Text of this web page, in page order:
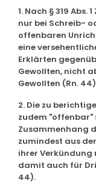
1. Nach § 319 Abs.
nur bei Schreib-
offenbaren
eine
Erklärten
Gewollten, nicht
Gewollten (Rn.
2. Die zu
zudem "offenbar"
Zusammenhang
zumindest aus
ihrer Verkündung
damit auch für
44).